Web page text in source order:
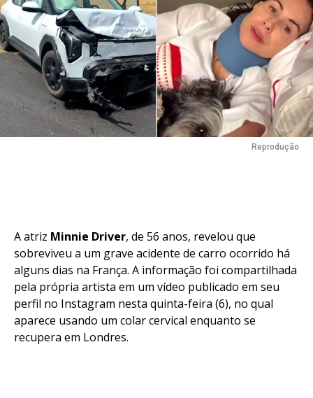
Reprodução
A atriz Minnie Driver, de 56 anos, revelou que
sobreviveu a um grave acidente de carro ocorrido há
alguns dias na França. A informação foi compartilhada
pela própria artista em um vídeo publicado em seu
perfil no Instagram nesta quinta-feira (6), no qual
aparece usando um colar cervical enquanto se
recupera em Londres.